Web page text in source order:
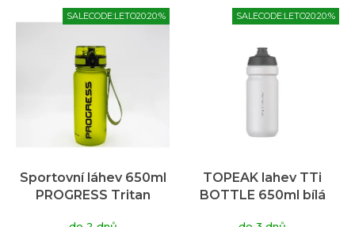
SALECODE:LETO20:20:%
Sportovní láhev 650ml
PROGRESS Tritan
SALECODE:LETO20:20:%
TOPEAK lahev TTi
BOTTLE 650ml bílá